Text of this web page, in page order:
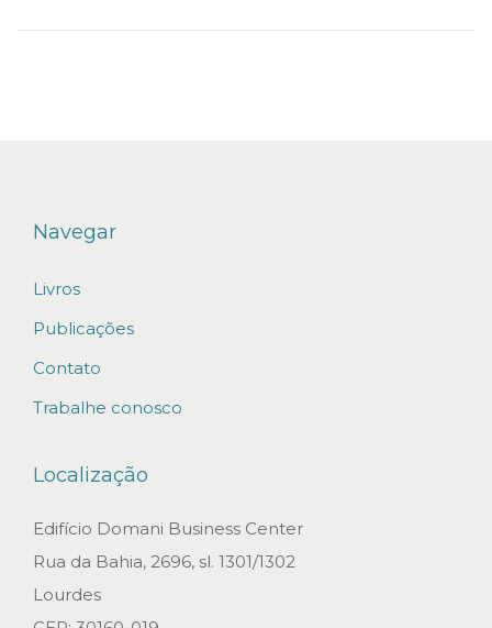
Navegar
Livros
Publicações
Contato
Trabalhe conosco
Localização
Edifício Domani Business Center
Rua da Bahia, 2696, sl. 1301/1302
Lourdes